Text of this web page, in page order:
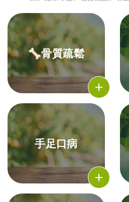
🦴骨質疏鬆
手足口病